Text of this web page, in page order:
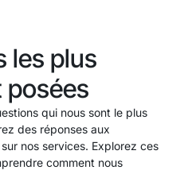
les plus
qui nous sont le plus
des réponses aux
nos services. Explorez ces
comment nous